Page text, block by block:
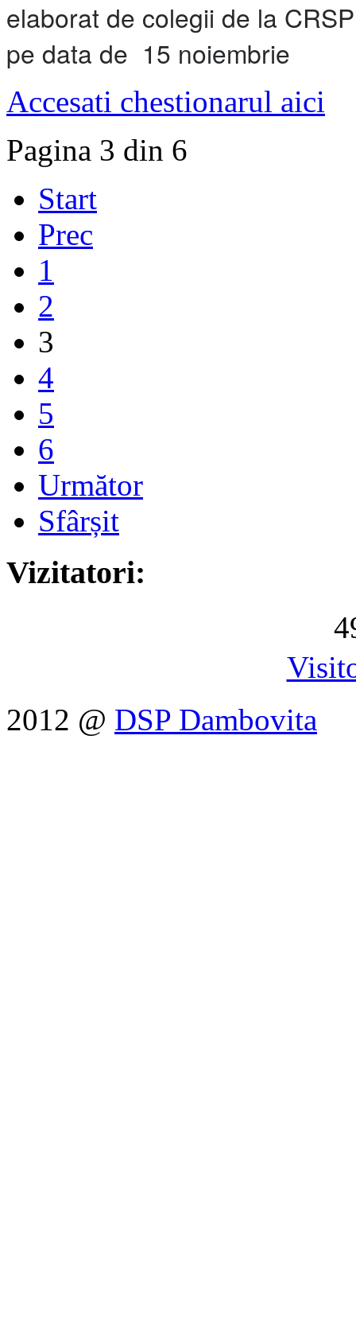
elaborat de colegii de la
pe data de 15 noiembrie
Accesati chestionarul aici
Pagina 3 din 6
Start
Prec
1
2
3
4
5
6
Următor
Sfârșit
Vizitatori:
4
2012 @ DSP Dambovita